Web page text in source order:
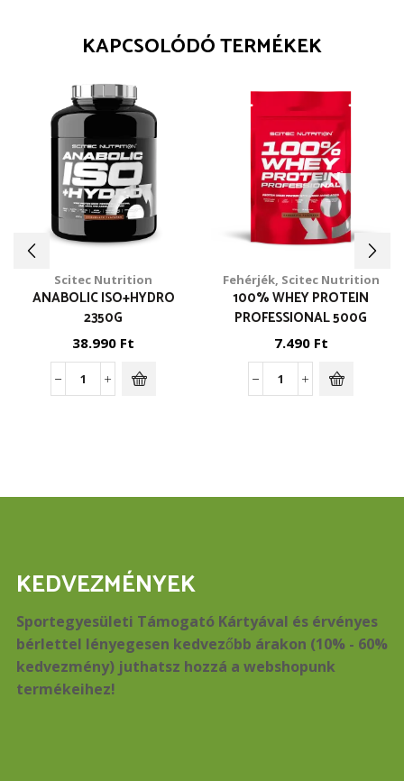
KAPCSOLÓDÓ TERMÉKEK
Scitec Nutrition
ANABOLIC ISO+HYDRO
2350G
38.990 Ft
Anabolic
Fehérjék, Scitec Nutrition
100% WHEY PROTEIN
PROFESSIONAL 500G
7.490 Ft
100%
KEDVEZMÉNYEK
Sportegyesületi Támogató Kártyával és érvényes
bérlettel lényegesen kedvezőbb árakon (10% - 60%
kedvezmény) juthatsz hozzá a webshopunk
termékeihez!